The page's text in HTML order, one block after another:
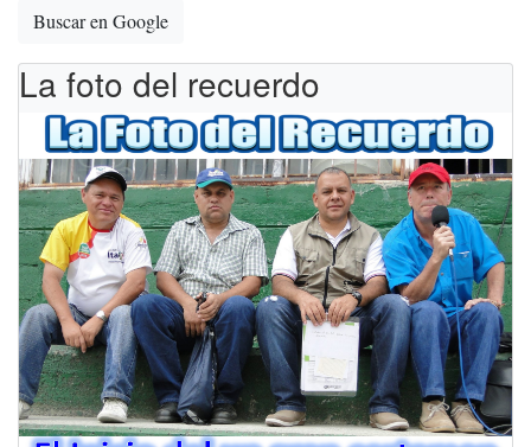
Buscar en Google
La foto del recuerdo